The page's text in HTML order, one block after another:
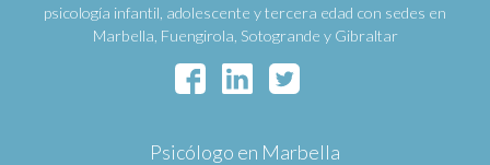
psicología infantil, adolescente y tercera edad con sedes en
Marbella, Fuengirola, Sotogrande y Gibraltar
Psicólogo en Marbella